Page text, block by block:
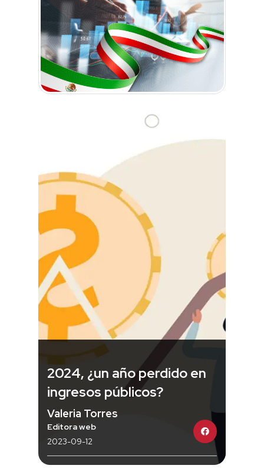
2024, ¿un año perdido en
ingresos públicos?
Valeria Torres
Editora web
2023-09-12